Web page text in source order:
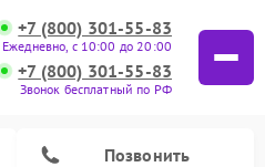
+7 (800) 301-55-83
Ежедневно, с 10:00 до 20:00
+7 (800) 301-55-83
Звонок бесплатный по РФ
Позвонить